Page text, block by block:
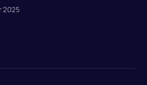
2025